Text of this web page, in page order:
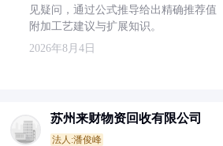
见疑问，通过公式推导给出精确推荐值
附加工艺建议与扩展知识。
2026年8月4日
苏州来财物资回收有限公司
法人:潘俊峰